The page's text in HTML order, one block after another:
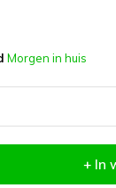
Morgen in huis
+ In